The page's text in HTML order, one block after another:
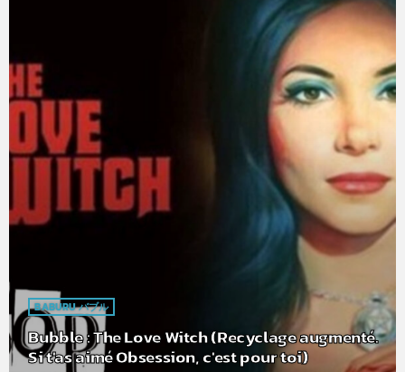
BABURU バブル
Bubble : The Love Witch (Recyclage augmenté.
Si t'as aimé Obsession, c'est pour toi)